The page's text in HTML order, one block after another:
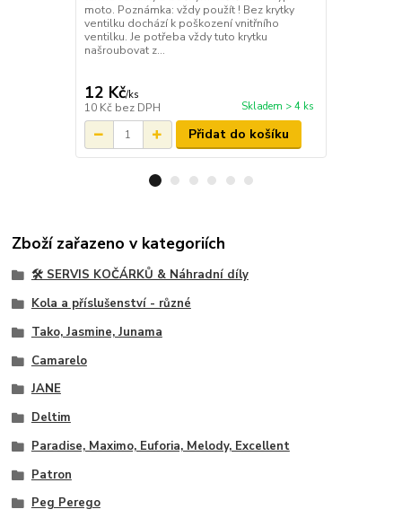
moto. Poznámka: vždy použít ! Bez krytky
ventilku dochází k poškození vnitřního
ventilku. Je potřeba vždy tuto krytku
našroubovat z...
12 Kč/ks
10 Kč bez DPH Skladem > 4 ks
Přidat do košíku
Zboží zařazeno v kategoriích
🛠️ SERVIS KOČÁRKŮ & Náhradní díly
Kola a příslušenství - různé
Tako, Jasmine, Junama
Camarelo
JANE
Deltim
Paradise, Maximo, Euforia, Melody, Excellent
Patron
Peg Perego